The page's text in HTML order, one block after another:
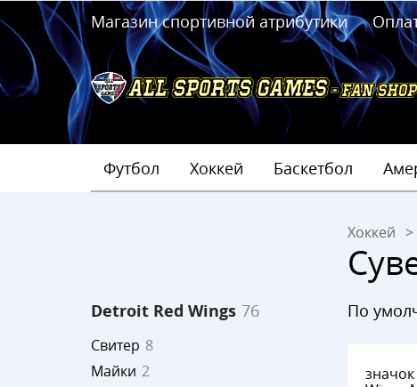
Магазин спортивной атрибутики
Футбол Хоккей Баскетбол
Хоккей
Detroit Red Wings 76
Свитер 8
Майки 2
по